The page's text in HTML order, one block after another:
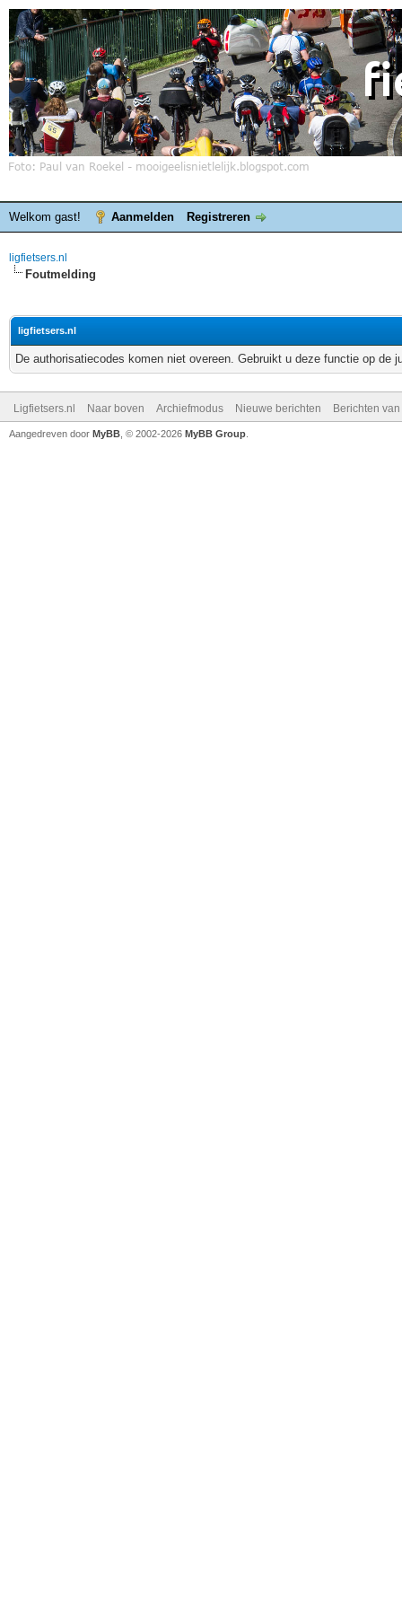
Welkom gast! Aanmelden Registreren
ligfietsers.nl
Foutmelding
ligfietsers.nl
De authorisatiecodes komen niet overeen. Gebruikt u deze functie op de
Ligfietsers.nl Naar boven Archiefmodus Nieuwe berichten Berichten
Aangedreven door MyBB , © 2002-2026 MyBB Group